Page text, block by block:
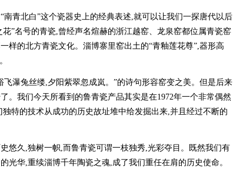
北白”这个瓷器史上的经典表述,就可以让我们一探唐代以后
”名号的青瓷,曾经声名煊赫的浙江越窑、龙泉窑都位属青瓷窑
样的北方青瓷文化。淄博寨里窑出土的“青釉莲花尊”,器形高
兔丝缕,夕阳紫翠忽成岚。”的诗句形容窑变之美。但是后来
。我们今天所看到的鲁青瓷产品其实是在1972年一个非常偶然
特的技术从成功的历史故址堆中给发掘出来,并且经过不断的
久,独树一帜,而鲁青瓷可谓一枝独秀,光彩夺目。既然我们有
光华,重续淄博千年陶瓷之魂,成了我们重任在肩的历史使命。